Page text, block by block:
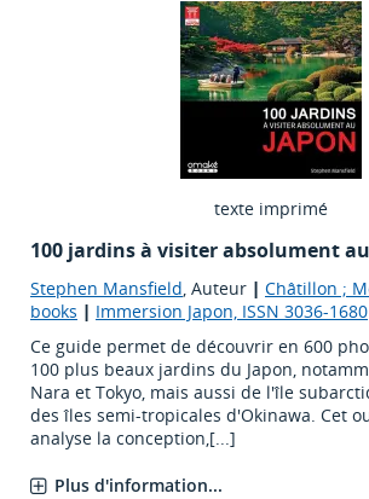
texte imprimé
100 jardins à visiter absolument
Stephen Mansfield, Auteur | Châtillon ;
books | Immersion Japon, ISSN 3036-1680
Ce guide permet de découvrir en 600
100 plus beaux jardins du Japon,
Nara et Tokyo, mais aussi de l'île
des îles semi-tropicales d'Okinawa. Cet
analyse la conception,[...]
Plus d'information...